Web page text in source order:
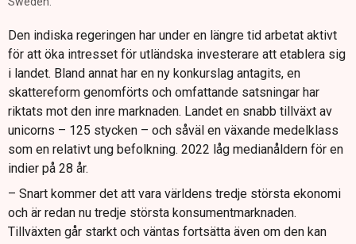
Den indiska regeringen har under en längre tid arbetat aktivt
för att öka intresset för utländska investerare att etablera sig
i landet. Bland annat har en ny konkurslag antagits, en
skattereform genomförts och omfattande satsningar har
riktats mot den inre marknaden. Landet en snabb tillväxt av
unicorns – 125 stycken – och såväl en växande medelklass
som en relativt ung befolkning. 2022 låg medianåldern för en
indier på 28 år.
– Snart kommer det att vara världens tredje största ekonomi
och är redan nu tredje största konsumentmarknaden.
Tillväxten går starkt och väntas fortsätta även om den kan